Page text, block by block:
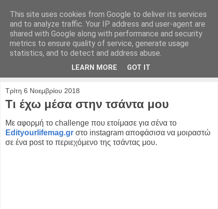
Τρίτη 6 Νοεμβρίου 2018
Τι έχω μέσα στην τσάντα μου
Με αφορμή το challenge που ετοίμασε για σένα το
Edityourlifemag.gr στο instagram αποφάσισα να μοιραστώ
σε ένα post το περιεχόμενο της τσάντας μου.
This site uses cookies from Google to deliver its services
and to analyze traffic. Your IP address and user-agent are
shared with Google along with performance and security
metrics to ensure quality of service, generate usage
statistics, and to detect and address abuse.
LEARN MORE GOT IT